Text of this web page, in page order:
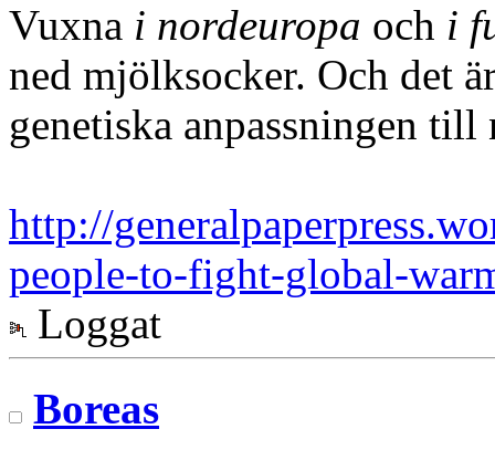
Vuxna i nordeuropa och i
ned mjölksocker. Och det
genetiska anpassningen
http://
people-to-fight-global-
Loggat
Boreas